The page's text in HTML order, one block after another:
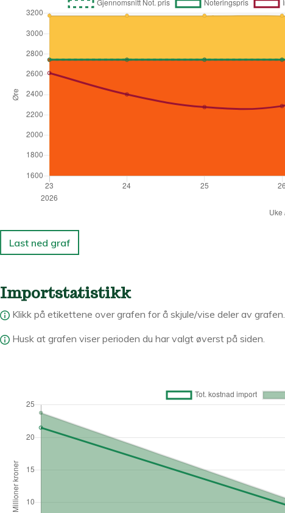
Last ned graf
Importstatistikk
Klikk på etikettene over grafen for å skjule/vise deler av grafen.
Husk at grafen viser perioden du har valgt øverst på siden.